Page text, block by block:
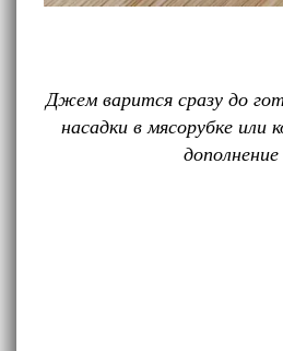
Джем варится сразу до
насадки в мясорубке